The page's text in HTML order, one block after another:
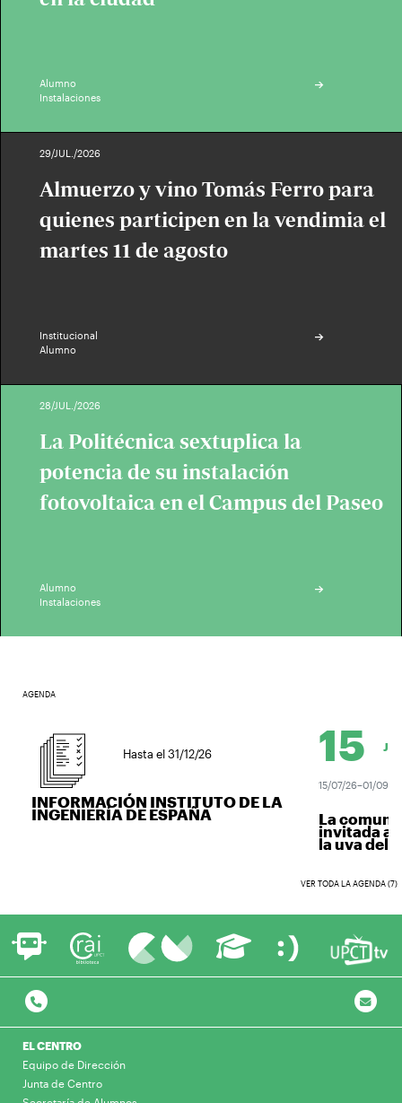
Alumno
Instalaciones
29/JUL./2026
Almuerzo y vino Tomás Ferro para
quienes participen en la vendimia el
martes 11 de agosto
Institucional
Alumno
28/JUL./2026
La Politécnica sextuplica la
potencia de su instalación
fotovoltaica en el Campus del Paseo
Alumno
Instalaciones
AGENDA
Hasta el 31/12/26
INFORMACIÓN INSTITUTO DE LA
INGENIERÍA DE ESPAÑA
15 JUL.
15/07/26–01/09/26
La
invitada a
la uva del
VER TODA LA AGENDA (7)
EL CENTRO
Equipo de Dirección
Junta de Centro